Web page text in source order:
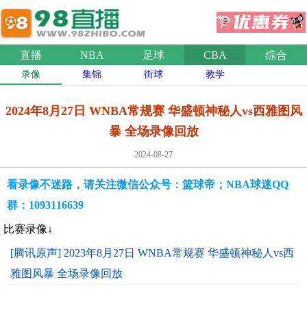
直播 NBA 足球 CBA 综合
录像 集锦 街球 教学
2024年8月27日 WNBA常规赛 华盛顿神秘人vs西雅图风
暴 全场录像回放
2024-08-27
看录像不迷路，请关注微信公众号：篮球帝；NBA球迷QQ
群：1093116639
比赛录像↓
[腾讯原声] 2023年8月27日 WNBA常规赛 华盛顿神秘人vs西
雅图风暴 全场录像回放